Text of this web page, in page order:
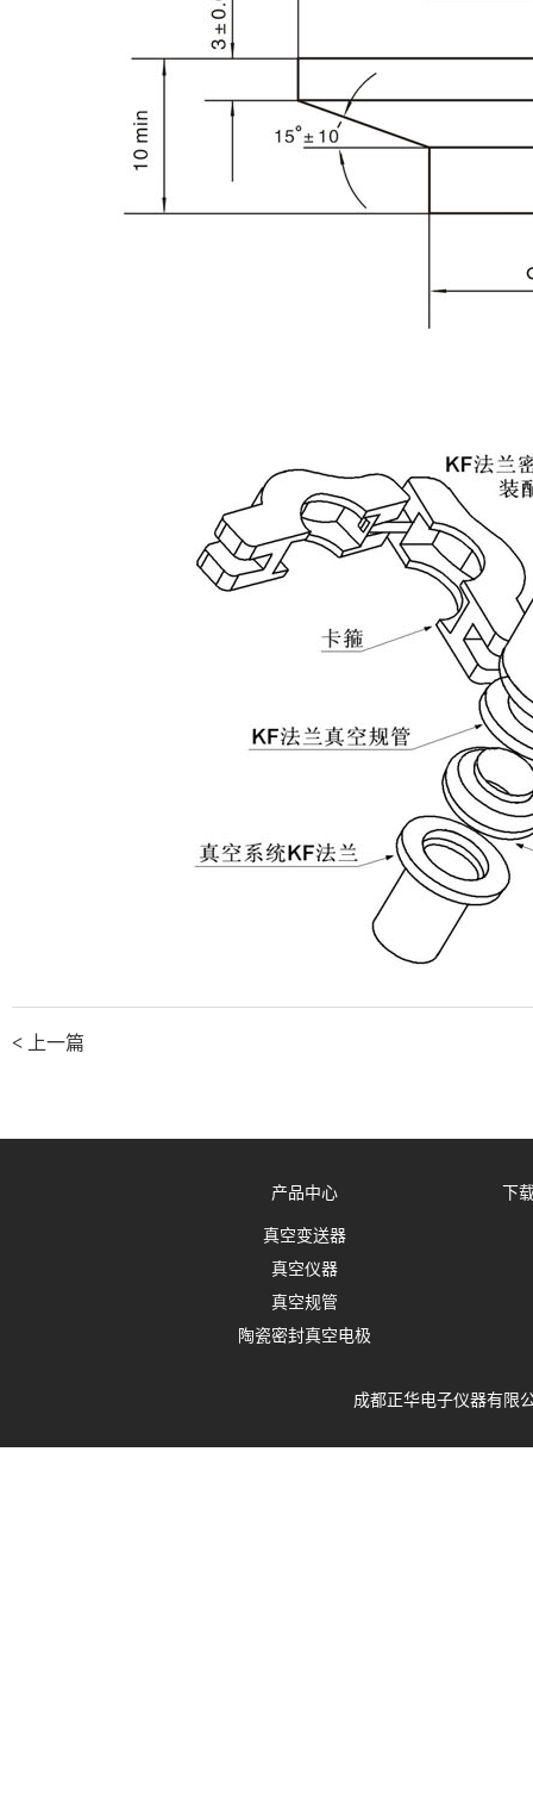
< 上一篇
产品中心
真空变送器
真空仪器
真空规管
陶瓷密封真空电极
下
成都正华电子仪器有限